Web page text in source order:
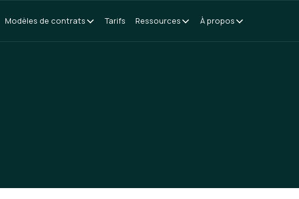
Modèles de contrats Tarifs Ressources À propos